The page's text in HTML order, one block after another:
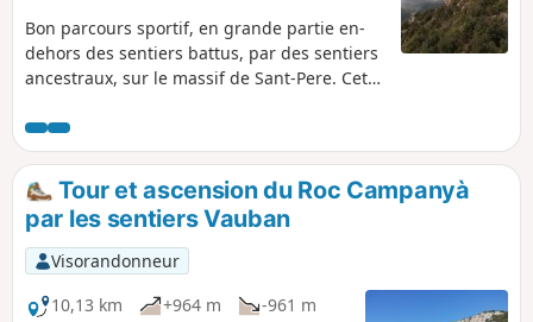
Bon parcours sportif, en grande partie en-
dehors des sentiers battus, par des sentiers
ancestraux, sur le massif de Sant-Pere. Cette
Roc Campanya/Campagna, un point de vue
incroyable sur la vallée de la Têt et celle de
la Rotja. Vue à 180° avec en ligne de mire au
Sud le Canigou et ses 2784 m.
Tour et ascension du Roc Campanyà
par les sentiers Vauban
Visorandonneur
10,13 km
+964 m
-961 m